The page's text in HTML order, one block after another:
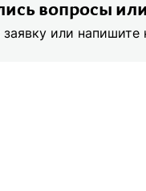
вопросы
заявку или напишите